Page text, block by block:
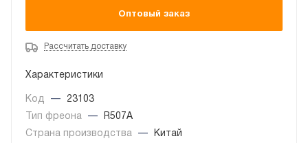
Оптовый заказ
Рассчитать доставку
Характеристики
Код —
23103
Тип фреона
—
R507A
Страна производства
—
Китай